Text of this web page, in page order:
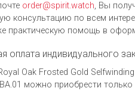
order@spirit.watch, Вы
консультацию по всем
практическую помощь в
оплата индивидуального
Oak Frosted Gold Selfwinding
можно приобрести только